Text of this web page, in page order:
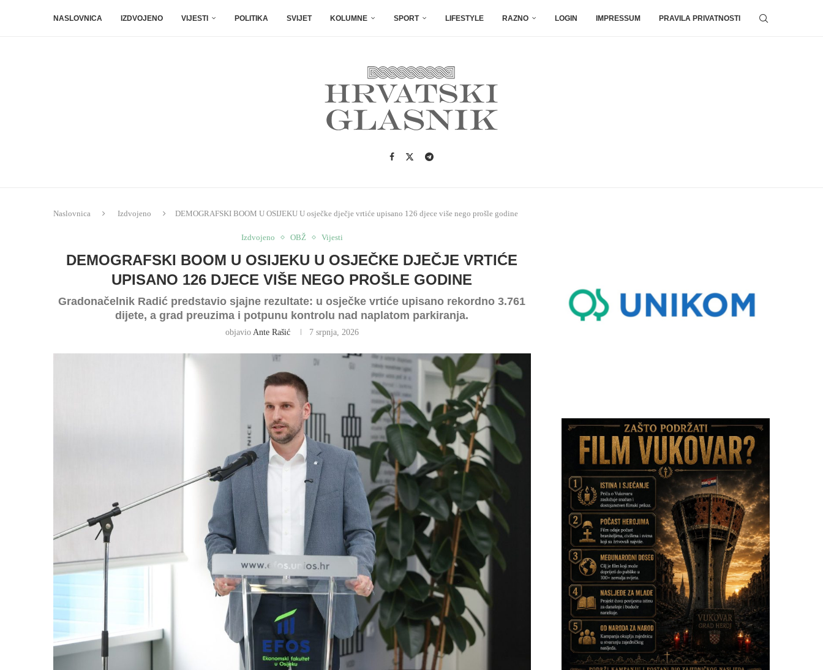
NASLOVNICA IZDVOJENO VIJESTI POLITIKA SVIJET KOLUMNE SPORT LIFESTYLE RAZNO LOGIN IMPRESSUM PRAVILA PRIVATNOSTI
Naslovnica Izdvojeno DEMOGRAFSKI BOOM U OSIJEKU U osječke dječje vrtiće upisano 126 djece više nego prošle godine
Izdvojeno OBŽ Vijesti
DEMOGRAFSKI BOOM U OSIJEKU U OSJEČKE DJEČJE VRTIĆE
UPISANO 126 DJECE VIŠE NEGO PROŠLE GODINE
Gradonačelnik Radić predstavio sjajne rezultate: u osječke vrtiće upisano rekordno 3.761
dijete, a grad preuzima i potpunu kontrolu nad naplatom parkiranja.
objavio Ante Rašić 7 srpnja, 2026